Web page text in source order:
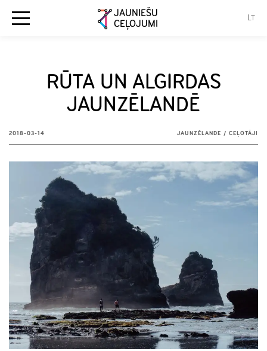
RŪTA UN ALGIRDAS
JAUNZĒLANDĒ
2018-03-14 JAUNZĒLANDE / CEĻOTĀJI
JAUNIEŠU
CEĻOJUMI
LT